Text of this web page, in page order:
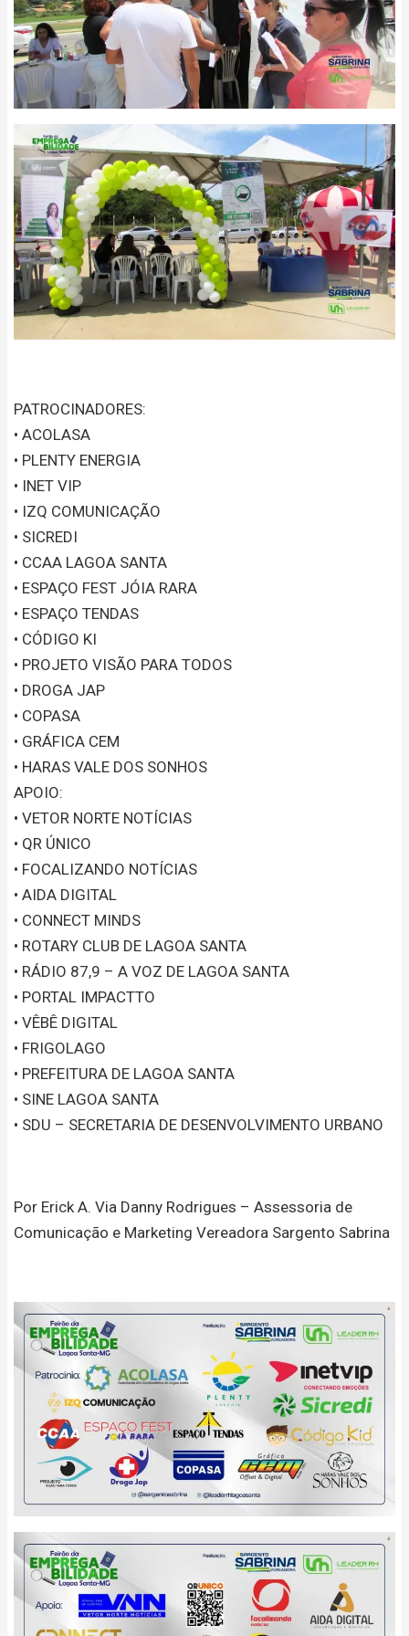
PATROCINADORES:
• ACOLASA
• PLENTY ENERGIA
• INET VIP
• IZQ COMUNICAÇÃO
• SICREDI
• CCAA LAGOA SANTA
• ESPAÇO FEST JÓIA RARA
• ESPAÇO TENDAS
• CÓDIGO KI
• PROJETO VISÃO PARA TODOS
• DROGA JAP
• COPASA
• GRÁFICA CEM
• HARAS VALE DOS SONHOS
APOIO:
• VETOR NORTE NOTÍCIAS
• QR ÚNICO
• FOCALIZANDO NOTÍCIAS
• AIDA DIGITAL
• CONNECT MINDS
• ROTARY CLUB DE LAGOA SANTA
• RÁDIO 87,9 – A VOZ DE LAGOA SANTA
• PORTAL IMPACTTO
• VÊBÊ DIGITAL
• FRIGOLAGO
• PREFEITURA DE LAGOA SANTA
• SINE LAGOA SANTA
• SDU – SECRETARIA DE DESENVOLVIMENTO URBANO
Por Erick A. Via Danny Rodrigues – Assessoria de
Comunicação e Marketing Vereadora Sargento Sabrina